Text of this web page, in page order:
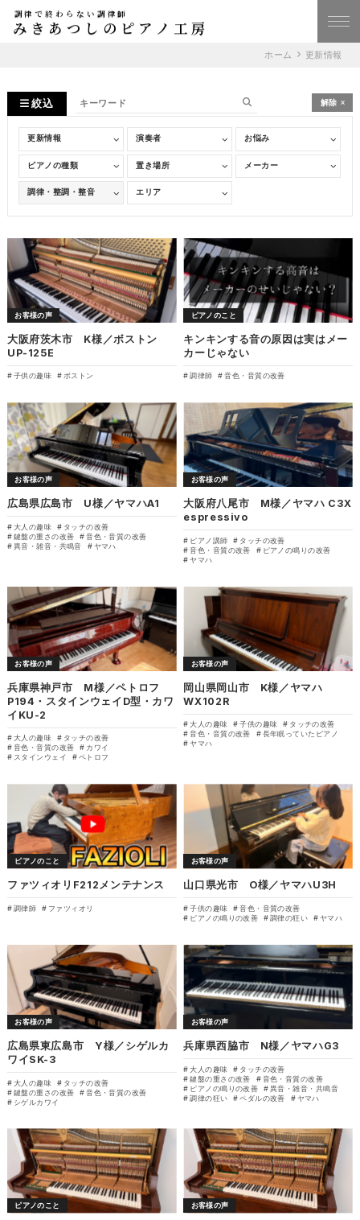
調律で終わらない調律師
みきあつしのピアノ工房
ホーム 更新情報
絞込 解除
お客様の声
大阪府茨木市 K様／ボストン
UP-125E
子供の趣味 ボストン
ピアノのこと
キンキンする音の原因は実はメー
カーじゃない
調律師 音色・音質の改善
お客様の声
広島県広島市 U様／ヤマハA1
大人の趣味
タッチの改善
鍵盤の重さの改善
音色・音質の改善
異音・雑音・共鳴音
ヤマハ
お客様の声
大阪府八尾市 M様／ヤマハ C3X
espressivo
ピアノ講師
タッチの改善
音色・音質の改善
ピアノの鳴りの改善
ヤマハ
お客様の声
兵庫県神戸市 M様／ペトロフ
P194・スタインウェイD型・カワ
イKU-2
大人の趣味
タッチの改善
音色・音質の改善
カワイ
スタインウェイ
ペトロフ
お客様の声
岡山県岡山市 K様／ヤマハ
WX102R
大人の趣味 子供の趣味
タッチの改善
音色・音質の改善
長年眠っていたピアノ
ヤマハ
ピアノのこと
ファツィオリF212メンテナンス
調律師 ファツィオリ
お客様の声
山口県光市 O様／ヤマハU3H
子供の趣味
音色・音質の改善
ピアノの鳴りの改善
調律の狂い ヤマハ
お客様の声
広島県東広島市 Y様／シゲルカ
ワイSK-3
大人の趣味
タッチの改善
鍵盤の重さの改善
音色・音質の改善
シゲルカワイ
お客様の声
兵庫県西脇市 N様／ヤマハG3
大人の趣味
タッチの改善
鍵盤の重さの改善
音色・音質の改善
ピアノの鳴りの改善
異音・雑音・共鳴音
調律の狂い
ペダルの改善 ヤマハ
ピアノのこと お客様の声